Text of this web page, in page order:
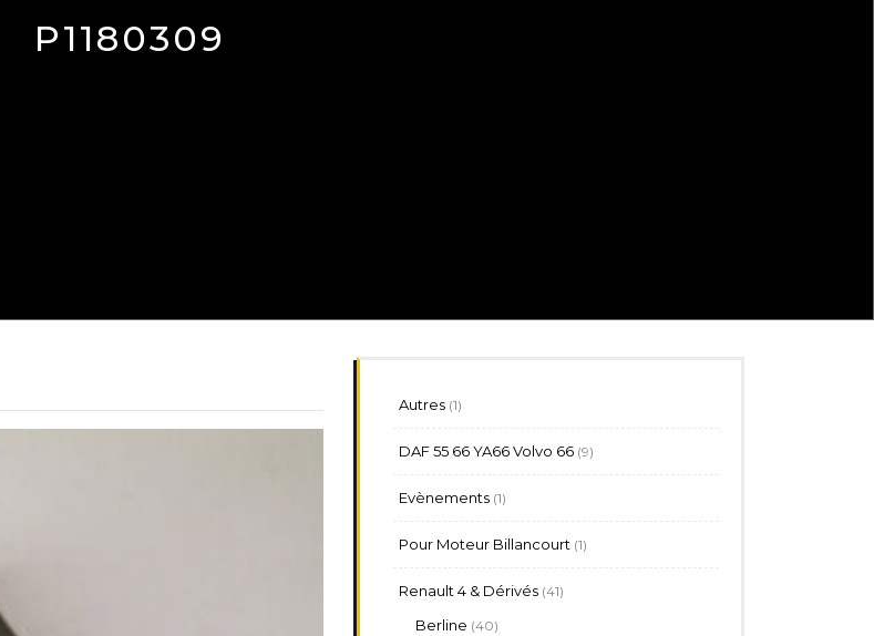
P1180309
Autres 11
DAF 55 66 YA66 Volvo 66 99
Evènements 11
Pour Moteur Billancourt 11
Renault 4 & Dérivés 4141
Berline 4040